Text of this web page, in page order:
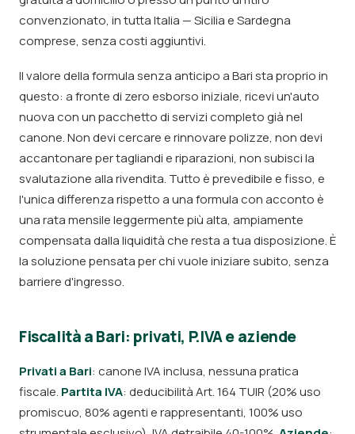
convenzionato, in tutta Italia — Sicilia e Sardegna
comprese, senza costi aggiuntivi.
Il valore della formula senza anticipo a Bari sta proprio in
questo: a fronte di zero esborso iniziale, ricevi un'auto
nuova con un pacchetto di servizi completo già nel
canone. Non devi cercare e rinnovare polizze, non devi
accantonare per tagliandi e riparazioni, non subisci la
svalutazione alla rivendita. Tutto è prevedibile e fisso, e
l'unica differenza rispetto a una formula con acconto è
una rata mensile leggermente più alta, ampiamente
compensata dalla liquidità che resta a tua disposizione. È
la soluzione pensata per chi vuole iniziare subito, senza
barriere d'ingresso.
Fiscalità a Bari: privati, P.IVA e aziende
Privati a Bari: canone IVA inclusa, nessuna pratica
fiscale. Partita IVA: deducibilità Art. 164 TUIR (20% uso
promiscuo, 80% agenti e rappresentanti, 100% uso